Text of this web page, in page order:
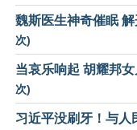
魏斯医生神奇催眠
次)
当哀乐响起 胡耀邦
次)
习近平没刷牙！与人